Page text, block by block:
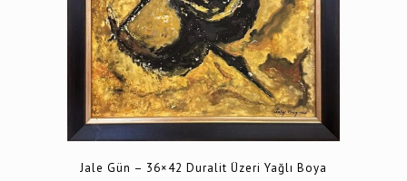
Jale Gün – 36×42 Duralit Üzeri Yağlı Boya